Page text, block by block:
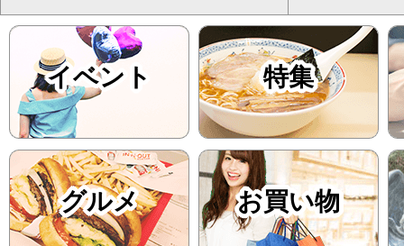
イベント 特集
グルメ お買い物